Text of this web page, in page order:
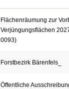
Flächenräumung zur
Verjüngungsflächen
0093)
Forstbezirk Bärenfels_
Öffentliche